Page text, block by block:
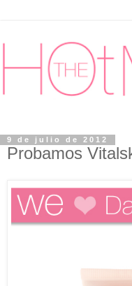
9 de julio de 2012
Probamos